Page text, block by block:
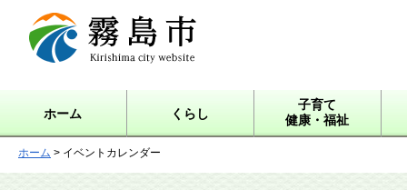
霧島市 Kirishima city
website
ホーム くらし
子育て
健康・福祉
ホーム > イベントカレンダー